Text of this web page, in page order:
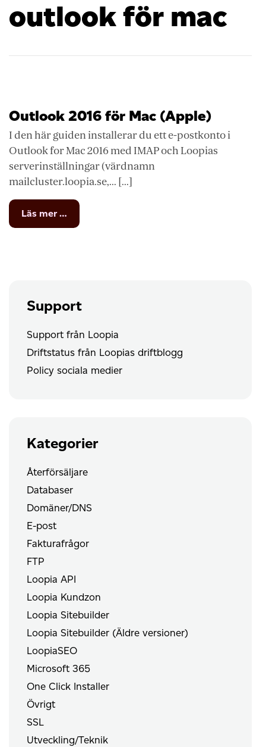
outlook för mac
Outlook 2016 för Mac (Apple)
I den här guiden installerar du ett e-postkonto i
Outlook for Mac 2016 med IMAP och Loopias
serverinställningar (värdnamn
mailcluster.loopia.se,... [...]
Läs mer …
Outlook
Support
Support från Loopia
Driftstatus från Loopias driftblogg
Policy sociala medier
Kategorier
Återförsäljare
Databaser
Domäner/DNS
E-post
Fakturafrågor
FTP
Loopia API
Loopia Kundzon
Loopia Sitebuilder
Loopia Sitebuilder (Äldre versioner)
LoopiaSEO
Microsoft 365
One Click Installer
Övrigt
SSL
Utveckling/Teknik